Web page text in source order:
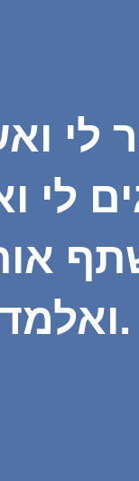
ואלמד.